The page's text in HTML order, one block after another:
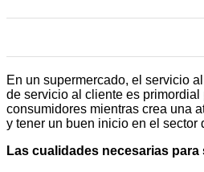
En un supermercado, el servicio
de servicio al cliente es
consumidores mientras crea una
y tener un buen inicio en el sector
Las cualidades necesarias